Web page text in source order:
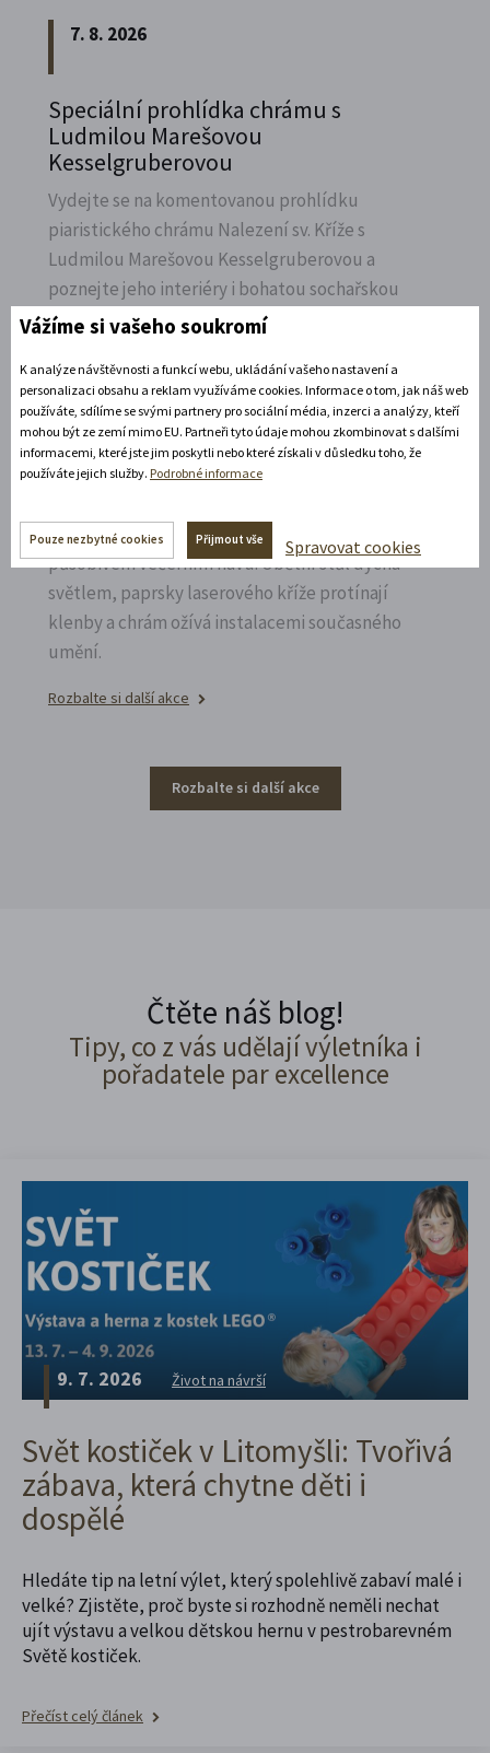
7. 8. 2026
Speciální prohlídka chrámu s
Ludmilou Marešovou
Kesselgruberovou
Vydejte se na komentovanou prohlídku
piaristického chrámu Nalezení sv. Kříže s
Ludmilou Marešovou Kesselgruberovou a
poznejte jeho interiéry i bohatou sochařskou
výzdobu z trochu jiné perspektivy.
Rozbalte si další akce
7. 8. 2026
Poznejte vrcholně barokní architekturu v
působivém večerním hávu. Obětní stůl dýchá
světlem, paprsky laserového kříže protínají
klenby a chrám ožívá instalacemi současného
umění.
Rozbalte si další akce
Rozbalte si další akce
Čtěte náš blog!
Tipy, co z vás udělají výletníka i
pořadatele par excellence
9. 7. 2026 Život na návrší
Svět kostiček v Litomyšli: Tvořivá
zábava, která chytne děti i
dospělé
Hledáte tip na letní výlet, který spolehlivě zabaví malé i
velké? Zjistěte, proč byste si rozhodně neměli nechat
ujít výstavu a velkou dětskou hernu v pestrobarevném
Světě kostiček.
Přečíst celý článek
Vážíme si vašeho soukromí
K analýze návštěvnosti a funkcí webu, ukládání vašeho nastavení a
personalizaci obsahu a reklam využíváme cookies. Informace o tom, jak náš web
používáte, sdílíme se svými partnery pro sociální média, inzerci a analýzy, kteří
mohou být ze zemí mimo EU. Partneři tyto údaje mohou zkombinovat s dalšími
informacemi, které jste jim poskytli nebo které získali v důsledku toho, že
používáte jejich služby. Podrobné informace
Pouze nezbytné cookies Přijmout vše Spravovat cookies